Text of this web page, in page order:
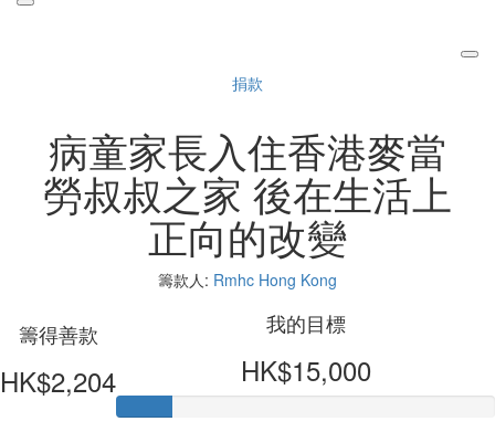
捐款
病童家長入住香港麥當
勞叔叔之家 後在生活上
正向的改變
籌款人: Rmhc Hong Kong
籌得善款
HK$2,204
我的目標
HK$15,000